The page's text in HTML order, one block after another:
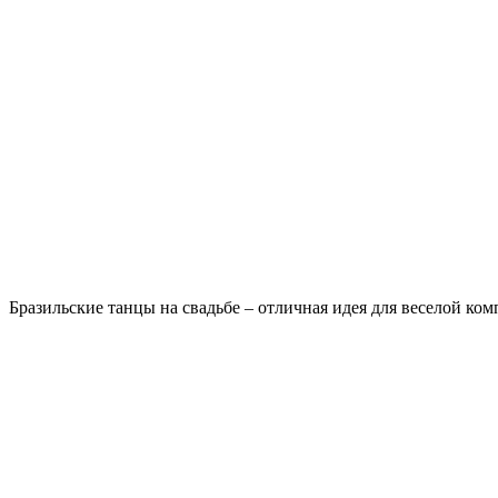
Бразильские танцы на свадьбе – отличная идея для веселой